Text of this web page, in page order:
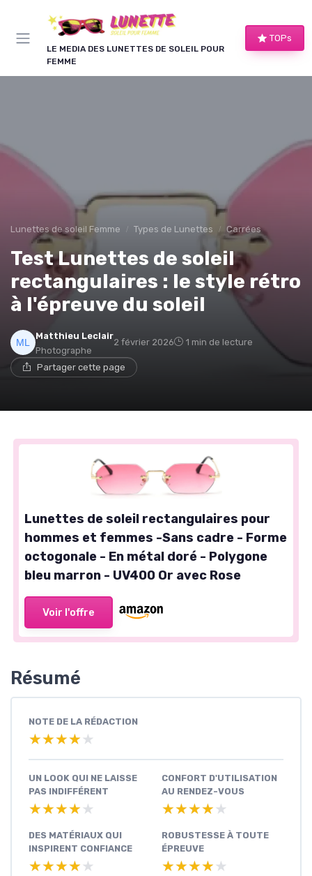
LE MEDIA DES LUNETTES DE SOLEIL POUR
FEMME
TOPs
Lunettes de soleil Femme Types de Lunettes Carrées
Test Lunettes de soleil
rectangulaires : le style rétro
à l'épreuve du soleil
Matthieu Leclair
Photographe
2 février 2026 1 min de lecture
Partager cette page
Lunettes de soleil rectangulaires pour
hommes et femmes -Sans cadre - Forme
octogonale - En métal doré - Polygone
bleu marron - UV400 Or avec Rose
Voir l'offre
Résumé
NOTE DE LA RÉDACTION
★★★★★
★★★★★
UN LOOK QUI NE LAISSE
PAS INDIFFÉRENT
★★★★★
★★★★★
CONFORT D'UTILISATION
AU RENDEZ-VOUS
★★★★★
★★★★★
DES MATÉRIAUX QUI
INSPIRENT CONFIANCE
★★★★★
★★★★★
ROBUSTESSE À TOUTE
ÉPREUVE
★★★★★
★★★★★